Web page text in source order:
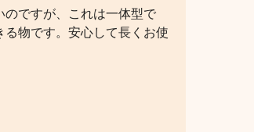
のですが、これは一体型で
物です。安心して長くお使